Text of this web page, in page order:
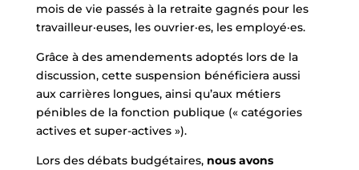
mois de vie passés à la retraite gagnés pour les
travailleur·euses, les ouvrier·es, les employé·es.
Grâce à des amendements adoptés lors de la
discussion, cette suspension bénéficiera aussi
aux carrières longues, ainsi qu’aux métiers
pénibles de la fonction publique (« catégories
actives et super-actives »).
Lors des débats budgétaires, nous avons